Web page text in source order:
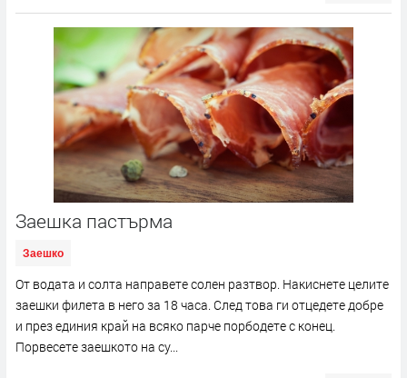
Заешка пастърма
Заешко
От водата и солта направете солен разтвор. Накиснете целите
заешки филета в него за 18 часа. След това ги отцедете добре
и през единия край на всяко парче порбодете с конец.
Порвесете заешкото на су...